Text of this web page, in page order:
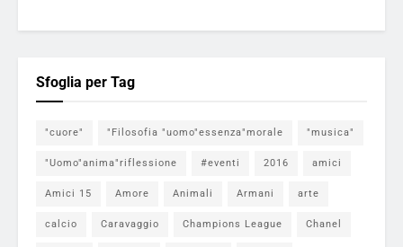
Sfoglia per Tag
"cuore" "Filosofia "uomo"essenza"morale "musica"
"Uomo"anima"riflessione #eventi 2016 amici
Amici 15 Amore Animali Armani arte
calcio Caravaggio Champions League Chanel